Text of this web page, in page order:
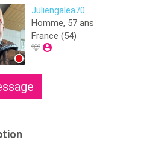
Juliengalea70
Homme, 57 ans
France (54)